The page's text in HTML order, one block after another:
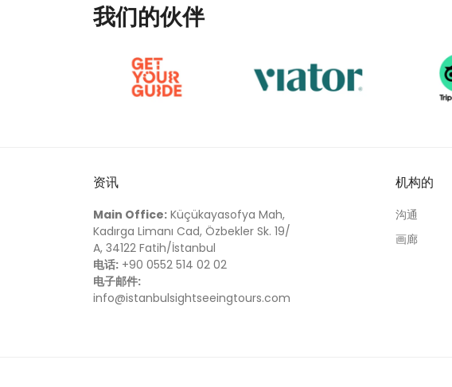
我们的伙伴
资讯
Main Office: Küçükayasofya Mah,
Kadırga Limanı Cad, Özbekler Sk. 19/
A, 34122 Fatih/İstanbul
电话: +90 0552 514 02 02
电子邮件:
info@istanbulsightseeingtours.com
机构的
沟通
画廊